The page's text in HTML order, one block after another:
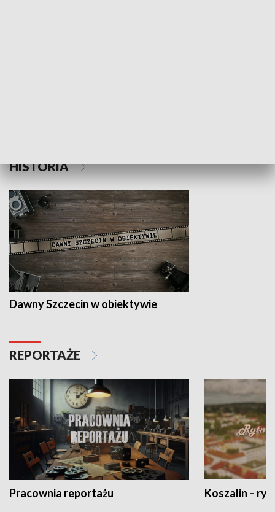
HISTORIA
Dawny Szczecin w obiektywie
REPORTAŻE
Pracownia reportażu Koszalin –